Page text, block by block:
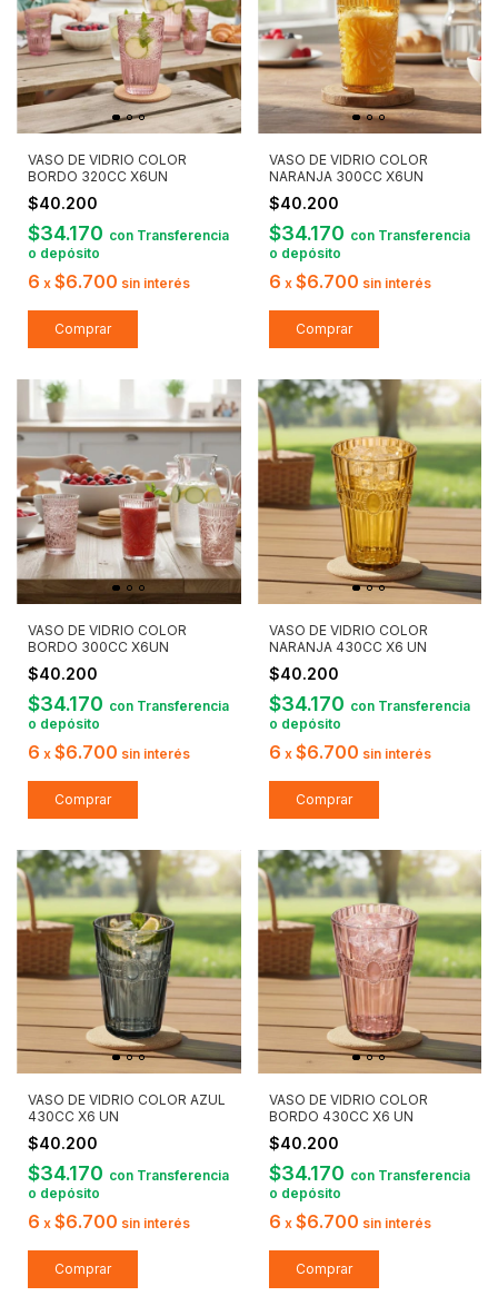
VASO DE VIDRIO COLOR
BORDO 320CC X6UN
$40.200
$34.170 con Transferencia
o depósito
6 x $6.700 sin interés
VASO DE VIDRIO COLOR
NARANJA 300CC X6UN
$40.200
$34.170 con Transferencia
o depósito
6 x $6.700 sin interés
VASO DE VIDRIO COLOR
BORDO 300CC X6UN
$40.200
$34.170 con Transferencia
o depósito
6 x $6.700 sin interés
VASO DE VIDRIO COLOR
NARANJA 430CC X6 UN
$40.200
$34.170 con Transferencia
o depósito
6 x $6.700 sin interés
VASO DE VIDRIO COLOR AZUL
430CC X6 UN
$40.200
$34.170 con Transferencia
o depósito
6 x $6.700 sin interés
VASO DE VIDRIO COLOR
BORDO 430CC X6 UN
$40.200
$34.170 con Transferencia
o depósito
6 x $6.700 sin interés